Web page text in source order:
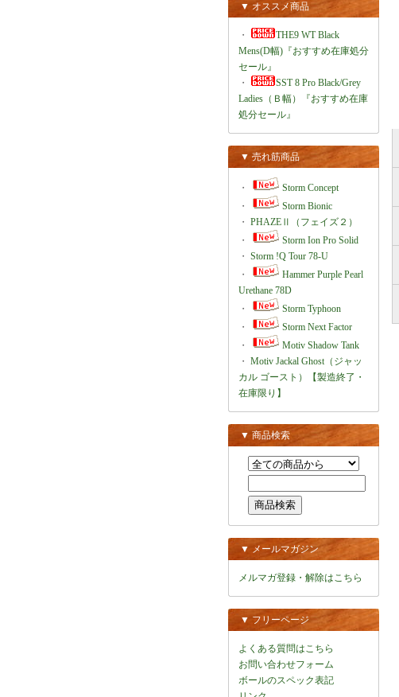
▼ オススメ商品
・
THE9 WT Black
Mens(D幅)『おすすめ在庫処分
セール』
・
SST 8 Pro Black/Grey
Ladies（Ｂ幅）『おすすめ在庫
処分セール』
▼ 売れ筋商品
・
Storm Concept
・
Storm Bionic
・ PHAZEⅡ（フェイズ２）
・
Storm Ion Pro Solid
・ Storm !Q Tour 78-U
・
Hammer Purple Pearl
Urethane 78D
・
Storm Typhoon
・
Storm Next Factor
・
Motiv Shadow Tank
・ Motiv Jackal Ghost（ジャッ
カル ゴースト）【製造終了・
在庫限り】
▼ 商品検索
▼ メールマガジン
メルマガ登録・解除はこちら
▼ フリーページ
よくある質問はこちら
お問い合わせフォーム
ボールのスペック表記